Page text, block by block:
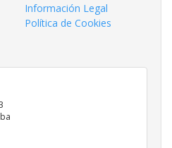
Información Legal
Política de Cookies